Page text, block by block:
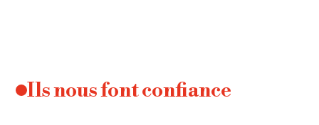
Ils nous font confiance